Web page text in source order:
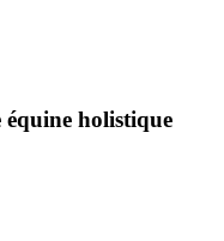
holistique